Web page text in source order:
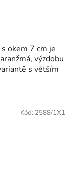
okem 7 cm je
výzdobu
s větším
Kód: 2588/1X1